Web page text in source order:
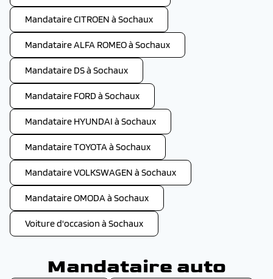
Mandataire CITROEN à Sochaux
Mandataire ALFA ROMEO à Sochaux
Mandataire DS à Sochaux
Mandataire FORD à Sochaux
Mandataire HYUNDAI à Sochaux
Mandataire TOYOTA à Sochaux
Mandataire VOLKSWAGEN à Sochaux
Mandataire OMODA à Sochaux
Voiture d'occasion à Sochaux
Mandataire auto